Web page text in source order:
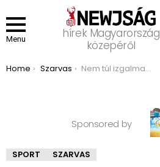
Menu
hírek Magyarország
közepéről
You are here:
Home Szarvas Nem túl izgalmas mérkőzésen hozta a kötelezőt a Szarvasi FC 1905
Sponsored by
SPORT SZARVAS